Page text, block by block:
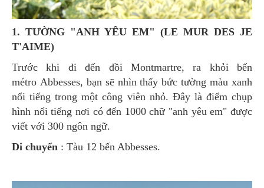
1. TƯỜNG "ANH YÊU EM" (LE MUR DES JE
T'AIME)
Trước khi đi đến đồi Montmartre, ra khỏi bến
métro Abbesses, bạn sẽ nhìn thấy bức tường màu xanh
nổi tiếng trong một công viên nhỏ. Đây là điểm chụp
hình nổi tiếng nơi có đến 1000 chữ "anh yêu em" được
viết với 300 ngôn ngữ.
Di chuyển : Tàu 12 bến Abbesses.